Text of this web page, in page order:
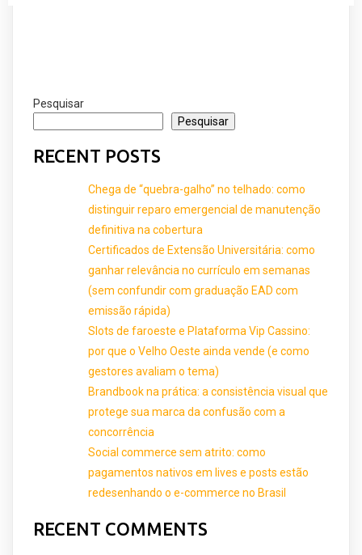
Pesquisar
Pesquisar
RECENT POSTS
Chega de “quebra-galho” no telhado: como
distinguir reparo emergencial de manutenção
definitiva na cobertura
Certificados de Extensão Universitária: como
ganhar relevância no currículo em semanas
(sem confundir com graduação EAD com
emissão rápida)
Slots de faroeste e Plataforma Vip Cassino:
por que o Velho Oeste ainda vende (e como
gestores avaliam o tema)
Brandbook na prática: a consistência visual que
protege sua marca da confusão com a
concorrência
Social commerce sem atrito: como
pagamentos nativos em lives e posts estão
redesenhando o e-commerce no Brasil
RECENT COMMENTS